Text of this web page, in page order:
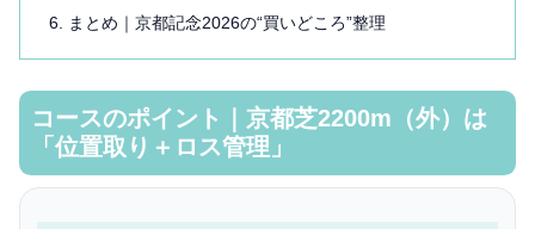
まとめ｜京都記念2026の“買いどころ”整理
コースのポイント｜京都芝2200m（外）は
「位置取り＋ロス管理」